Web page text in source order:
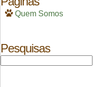
Quem Somos
Pesquisas
for: